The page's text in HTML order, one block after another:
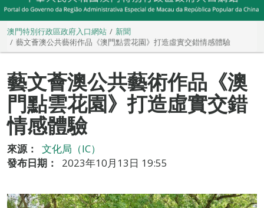
澳門特別行政區政府入口網站
新聞
藝文薈澳公共藝術作品《澳門點雲花園》打造虛實交錯情感體驗
藝文薈澳公共藝術作品《澳
門點雲花園》打造虛實交錯
情感體驗
來源：
文化局（IC）
發布日期：
2023年10月13日 19:55